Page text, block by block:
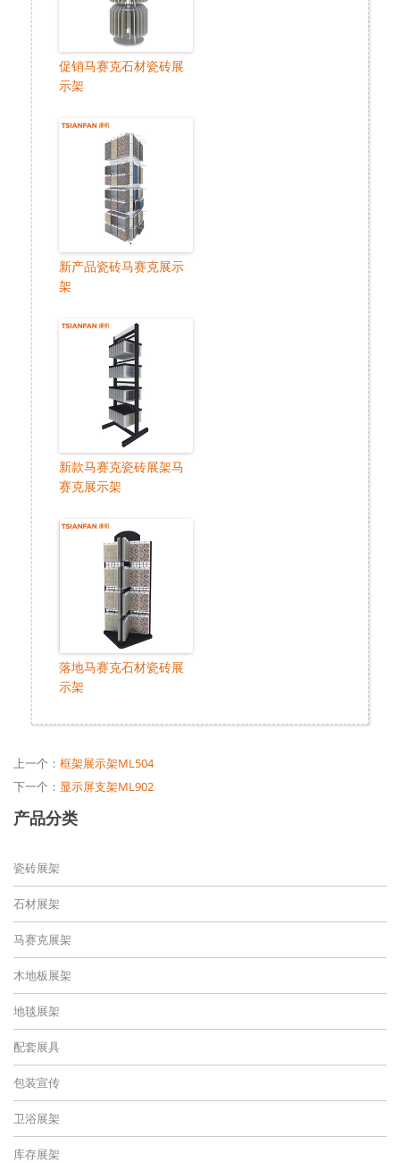
促销马赛克石材瓷砖展
示架
新产品瓷砖马赛克展示
架
新款马赛克瓷砖展架马
赛克展示架
落地马赛克石材瓷砖展
示架
上一个： 框架展示架ML504
下一个： 显示屏支架ML902
产品分类
瓷砖展架
石材展架
马赛克展架
木地板展架
地毯展架
配套展具
包装宣传
卫浴展架
库存展架